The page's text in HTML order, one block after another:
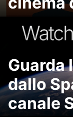
Guarda
dallo
canale